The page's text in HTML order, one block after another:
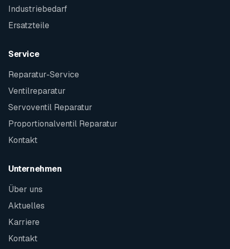
Industriebedarf
Ersatzteile
Service
Reparatur-Service
Ventilreparatur
Servoventil Reparatur
Proportionalventil Reparatur
Kontakt
Unternehmen
Über uns
Aktuelles
Karriere
Kontakt